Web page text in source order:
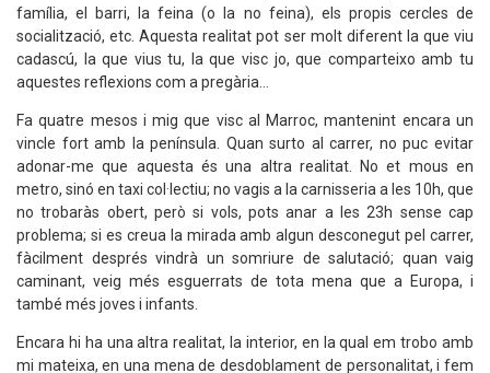
família, el barri, la feina (o la no feina), els propis cercles de
socialització, etc. Aquesta realitat pot ser molt diferent la que viu
cadascú, la que vius tu, la que visc jo, que comparteixo amb tu
aquestes reflexions com a pregària...
Fa quatre mesos i mig que visc al Marroc, mantenint encara un
vincle fort amb la península. Quan surto al carrer, no puc evitar
adonar-me que aquesta és una altra realitat. No et mous en
metro, sinó en taxi col·lectiu; no vagis a la carnisseria a les 10h, que
no trobaràs obert, però si vols, pots anar a les 23h sense cap
problema; si es creua la mirada amb algun desconegut pel carrer,
fàcilment després vindrà un somriure de salutació; quan vaig
caminant, veig més esguerrats de tota mena que a Europa, i
també més joves i infants.
Encara hi ha una altra realitat, la interior, en la qual em trobo amb
mi mateixa, en una mena de desdoblament de personalitat, i fem